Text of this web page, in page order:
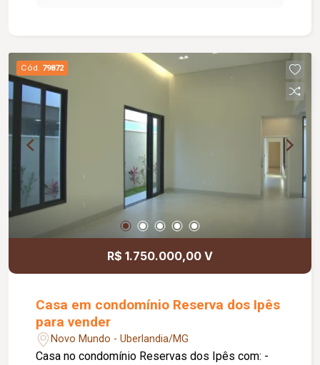
Piscina com aquecimento solar e preparação
para trocador de calor; Irrigação automatizada
sistema Rain Bird Com iluminação decorativa;
Pisos em porcelanato e vinílico nas áreas
intimas; Sistema de aquecimento de torneiras e
chuveiros marca heliotek bosch; Preparação para
pressurização de água fria e quente; Paisagismo.
Cód. 79872
R$ 1.750.000,00 V
Casa em condomínio Reserva dos Ipês
para vender
Novo Mundo - Uberlandia/MG
Casa no condomínio Reservas dos Ipês com: -